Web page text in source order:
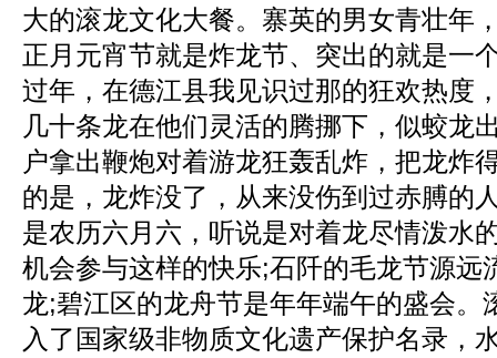
大的滚龙文化大餐。寨英的男女青壮年
正月元宵节就是炸龙节、突出的就是一
过年，在德江县我见识过那的狂欢热度
几十条龙在他们灵活的腾挪下，似蛟龙
户拿出鞭炮对着游龙狂轰乱炸，把龙炸
的是，龙炸没了，从来没伤到过赤膊的
是农历六月六，听说是对着龙尽情泼水
机会参与这样的快乐;石阡的毛龙节源远
龙;碧江区的龙舟节是年年端午的盛会。
入了国家级非物质文化遗产保护名录，